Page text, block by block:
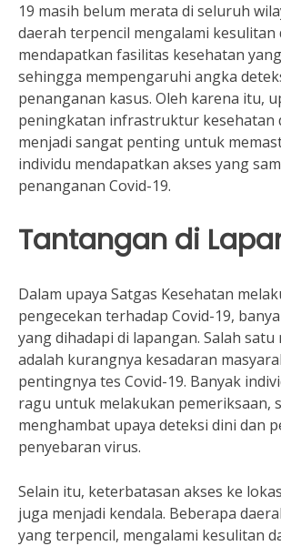
19 masih belum merata di seluruh
daerah terpencil mengalami kesulitan
mendapatkan fasilitas kesehatan
sehingga mempengaruhi angka
penanganan kasus. Oleh karena itu,
peningkatan infrastruktur kesehatan
menjadi sangat penting untuk
individu mendapatkan akses yang
penanganan Covid-19.
Tantangan di
Dalam upaya Satgas Kesehatan
pengecekan terhadap Covid-19,
yang dihadapi di lapangan. Salah satu
adalah kurangnya kesadaran
pentingnya tes Covid-19. Banyak
ragu untuk melakukan pemeriksaan,
menghambat upaya deteksi dini dan
penyebaran virus.
Selain itu, keterbatasan akses ke
juga menjadi kendala. Beberapa
yang terpencil, mengalami kesulitan